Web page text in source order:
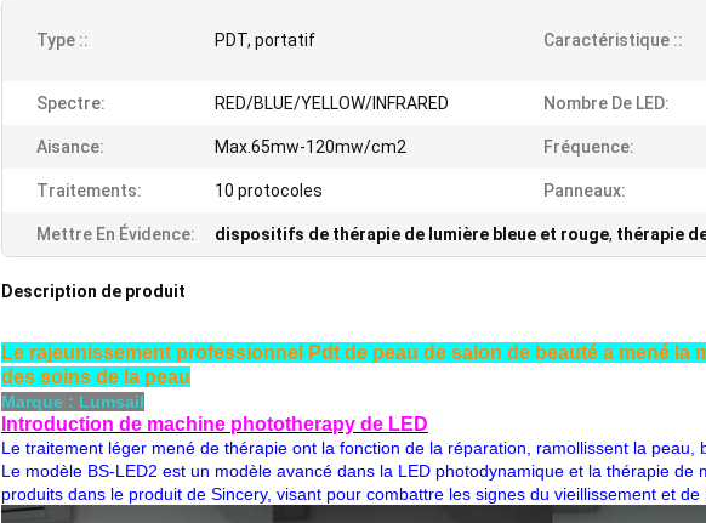
Type :: PDT, portatif Caractéristique ::
Spectre: RED/BLUE/YELLOW/INFRARED Nombre De LED:
Aisance: Max.65mw-120mw/cm2 Fréquence:
Traitements: 10 protocoles Panneaux:
Mettre En Évidence: dispositifs de thérapie de lumière bleue et rouge, thérapie
Description de produit
Le rajeunissement professionnel Pdt de peau de salon de beauté a mené la
des soins de la peau
Marque : Lumsail
Introduction de machine phototherapy de LED
Le traitement léger mené de thérapie ont la fonction de la réparation, ramollissent la peau,
Le modèle BS-LED2 est un modèle avancé dans la LED photodynamique et la thérapie de
produits dans le produit de Sincery, visant pour combattre les signes du vieillissement et de